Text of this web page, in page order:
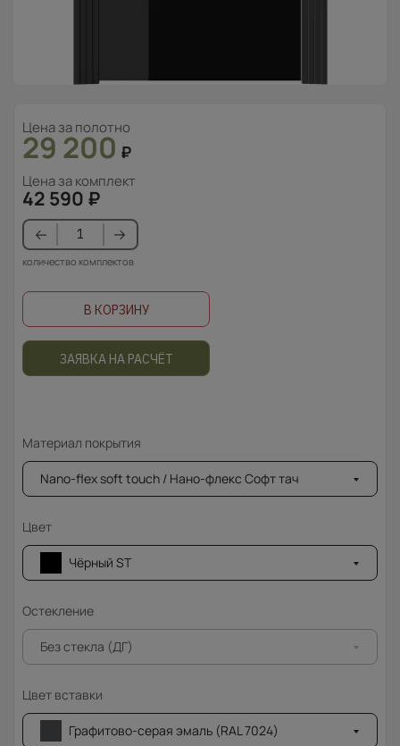
Цена за полотно
29 200 ₽
Цена за комплект
42 590 ₽
количество комплектов
В КОРЗИНУ
ЗАЯВКА НА РАСЧЁТ
Материал покрытия
Nano-flex soft touch / Нано-флекс Софт тач
Цвет
Чёрный ST
Остекление
Без стекла (ДГ)
Цвет вставки
Графитово-серая эмаль (RAL 7024)